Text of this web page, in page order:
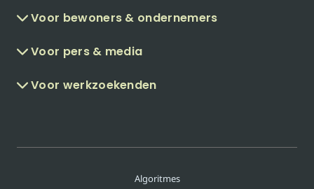
Voor bewoners & ondernemers
Voor pers & media
Voor werkzoekenden
Algoritmes